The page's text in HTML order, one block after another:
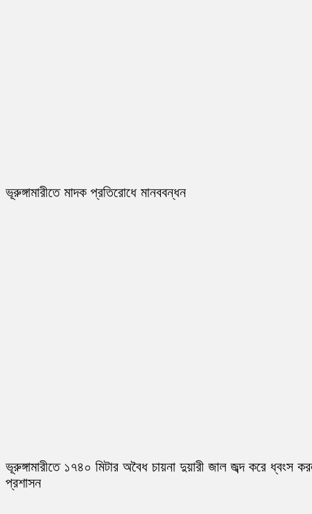
ভূরুঙ্গামারীতে মাদক প্রতিরোধে মানববন্ধন
ভূরুঙ্গামারীতে ১৭৪০ মিটার অবৈধ চায়না দুয়ারী জাল জব্দ করে ধ্বংস
প্রশাসন